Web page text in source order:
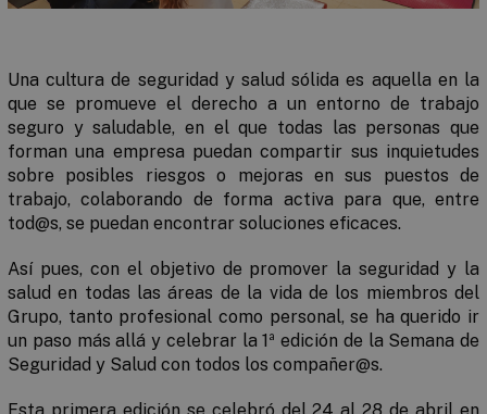
Una cultura de seguridad y salud sólida es aquella en la
que se promueve el derecho a un entorno de trabajo
seguro y saludable, en el que todas las personas que
forman una empresa puedan compartir sus inquietudes
sobre posibles riesgos o mejoras en sus puestos de
trabajo, colaborando de forma activa para que, entre
tod@s, se puedan encontrar soluciones eficaces.
Así pues, con el objetivo de promover la seguridad y la
salud en todas las áreas de la vida de los miembros del
Grupo, tanto profesional como personal, se ha querido ir
un paso más allá y celebrar la 1ª edición de la Semana de
Seguridad y Salud con todos los compañer@s.